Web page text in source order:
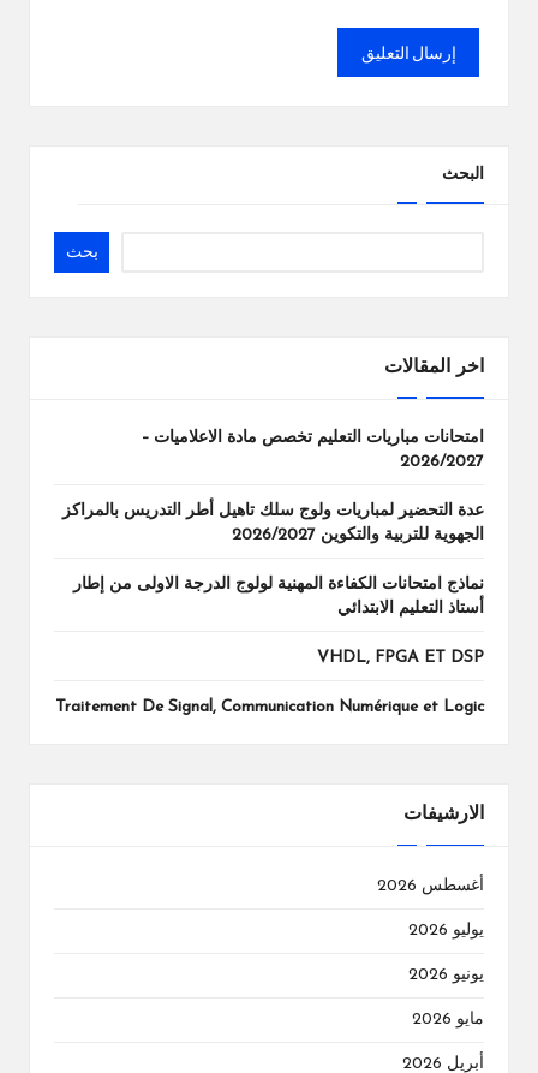
البحث
بحث
اخر المقالات
امتحانات مباريات التعليم تخصص مادة الاعلاميات –
2026/2027
عدة التحضير لمباريات ولوج سلك تاهيل أطر التدريس بالمراكز
الجهوية للتربية والتكوين 2026/2027
نماذج امتحانات الكفاءة المهنية لولوج الدرجة الاولى من إطار
أستاذ التعليم الابتدائي
VHDL, FPGA ET DSP
Traitement De Signal, Communication Numérique et Logic
الارشيفات
أغسطس 2026
يوليو 2026
يونيو 2026
مايو 2026
أبريل 2026